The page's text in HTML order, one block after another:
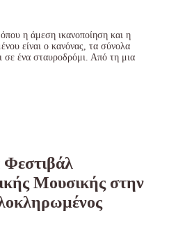
η άμεση ικανοποίηση και η
είναι ο κανόνας, τα σύνολα
σε ένα σταυροδρόμι. Από τη μια
Φεστιβάλ
Μουσικής στην